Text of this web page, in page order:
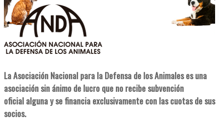
La Asociación Nacional para la Defensa de los Animales es una
asociación sin ánimo de lucro que no recibe subvención
oficial alguna y se financia exclusivamente con las cuotas de sus
socios.